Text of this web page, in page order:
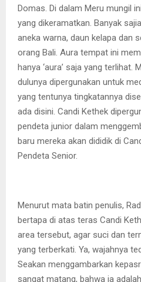
Domas. Di dalam Meru mungil
yang dikeramatkan. Banyak
aneka warna, daun kelapa dan
orang Bali. Aura tempat ini
hanya ‘aura’ saja yang terlihat.
dulunya dipergunakan untuk
yang tentunya tingkatannya
ada disini. Candi Kethek
pendeta junior dalam
baru mereka akan dididik di
Pendeta Senior.
Menurut mata batin penulis,
bertapa di atas teras Candi
area tersebut, agar suci dan
yang terberkati. Ya, wajahnya
Seakan menggambarkan
sangat matang, bahwa ia